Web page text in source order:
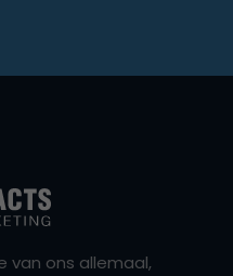
van ons allemaal,